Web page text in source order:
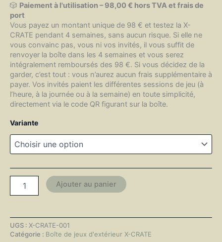
🎲 Paiement à l'utilisation – 98,00 € hors TVA et frais de
port
Vous payez un montant unique de 98 € et testez la X-
CRATE pendant 4 semaines, sans aucun risque. Si elle ne
vous convainc pas, vous ni vos invités, il vous suffit de
renvoyer la boîte dans les 4 semaines et vous serez
intégralement remboursés des 98 €. Si vous décidez de la
garder, c’est tout : vous n’aurez aucun frais supplémentaire à
payer. Vos invités paient les différentes sessions de jeu (à
l’heure, à la journée ou à la semaine) en toute simplicité,
directement via le code QR figurant sur la boîte.
Variante
Ajouter au panier
UGS : X-CRATE-001
Catégorie : Boîte de jeux d'extérieur X-CRATE